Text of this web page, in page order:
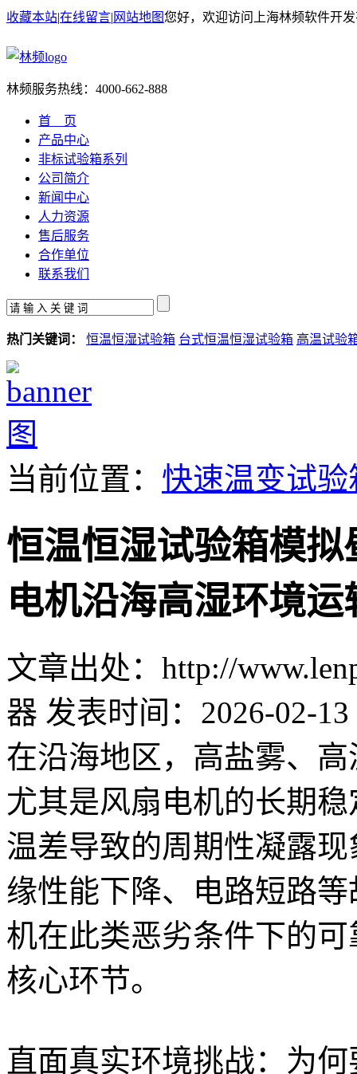
收藏本站|在线留言| 网站地图您好，欢迎访问上海林频软件开
林频服务热线： 4000-662-888
首 页
产品中心
非标试验箱系列
公司简介
新闻中心
人力资源
售后服务
合作单位
联系我们
热门关键词： 恒温恒湿试验箱 台式恒温恒湿试验箱 高温试验
当前位置： 快速温变试验
恒温恒湿试验箱模
电机沿海高湿环境运
文章出处：http://
器 发表时间：2026-02-13
在沿海地区，高盐雾、
尤其是风扇电机的长期
温差导致的周期性凝露
缘性能下降、电路短路
机在此类恶劣条件下的
核心环节。
直面真实环境挑战：为